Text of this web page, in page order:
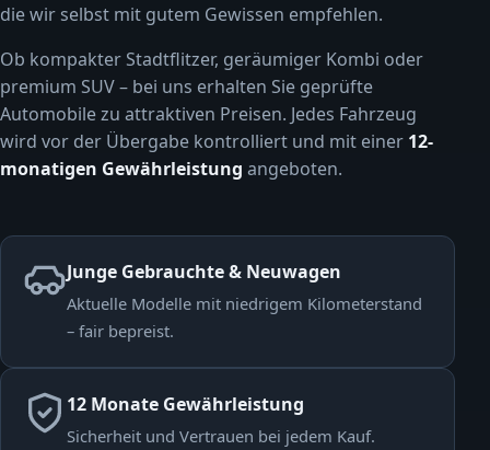
die wir selbst mit gutem Gewissen empfehlen.
Ob kompakter Stadtflitzer, geräumiger Kombi oder
premium SUV – bei uns erhalten Sie geprüfte
Automobile zu attraktiven Preisen. Jedes Fahrzeug
wird vor der Übergabe kontrolliert und mit einer 12-
monatigen Gewährleistung angeboten.
Junge Gebrauchte & Neuwagen
Aktuelle Modelle mit niedrigem Kilometerstand
– fair bepreist.
12 Monate Gewährleistung
Sicherheit und Vertrauen bei jedem Kauf.